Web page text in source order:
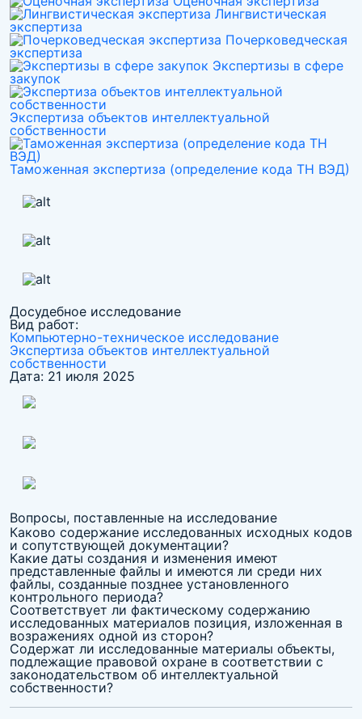
Лингвистическая
экспертиза
Почерковедческая
экспертиза
Экспертизы в сфере
закупок
Экспертиза объектов интеллектуальной
собственности
Таможенная экспертиза (определение кода ТН ВЭД)
Досудебное исследование
Вид работ:
Компьютерно-техническое исследование
Экспертиза объектов интеллектуальной
собственности
Дата: 21 июля 2025
Вопросы, поставленные на исследование
Каково содержание исследованных исходных кодов
и сопутствующей документации?
Какие даты создания и изменения имеют
представленные файлы и имеются ли среди них
файлы, созданные позднее установленного
контрольного периода?
Соответствует ли фактическому содержанию
исследованных материалов позиция, изложенная в
возражениях одной из сторон?
Содержат ли исследованные материалы объекты,
подлежащие правовой охране в соответствии с
законодательством об интеллектуальной
собственности?